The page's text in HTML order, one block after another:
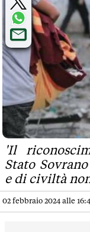
'Il
Stato
e di civiltà
02 febbraio 2024 alle